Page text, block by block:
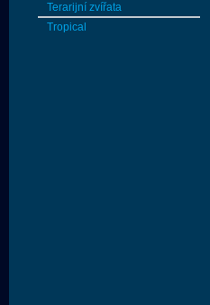
Terarijní zvířata
Tropical